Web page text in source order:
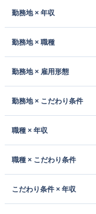
勤務地 × 年収
勤務地 × 職種
勤務地 × 雇用形態
勤務地 × こだわり条件
職種 × 年収
職種 × こだわり条件
こだわり条件 × 年収